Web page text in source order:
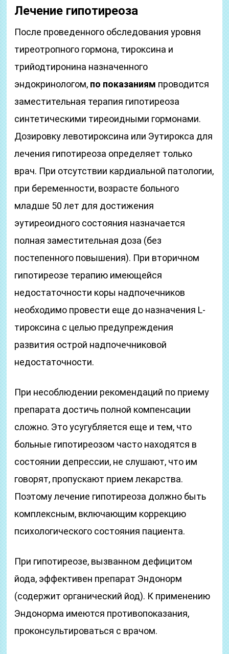
Лечение гипотиреоза
После проведенного обследования уровня
тиреотропного гормона, тироксина и
трийодтиронина назначенного
эндокринологом, по показаниям проводится
заместительная терапия гипотиреоза
синтетическими тиреоидными гормонами.
Дозировку левотироксина или Эутирокса для
лечения гипотиреоза определяет только
врач. При отсутствии кардиальной патологии,
при беременности, возрасте больного
младше 50 лет для достижения
эутиреоидного состояния назначается
полная заместительная доза (без
постепенного повышения). При вторичном
гипотиреозе терапию имеющейся
недостаточности коры надпочечников
необходимо провести еще до назначения L-
тироксина с целью предупреждения
развития острой надпочечниковой
недостаточности.
При несоблюдении рекомендаций по приему
препарата достичь полной компенсации
сложно. Это усугубляется еще и тем, что
больные гипотиреозом часто находятся в
состоянии депрессии, не слушают, что им
говорят, пропускают прием лекарства.
Поэтому лечение гипотиреоза должно быть
комплексным, включающим коррекцию
психологического состояния пациента.
При гипотиреозе, вызванном дефицитом
йода, эффективен препарат Эндонорм
(содержит органический йод). К применению
Эндонорма имеются противопоказания,
проконсультироваться с врачом.